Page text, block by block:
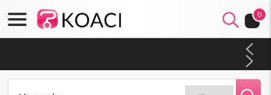
0
arriérés du SMIG 2023